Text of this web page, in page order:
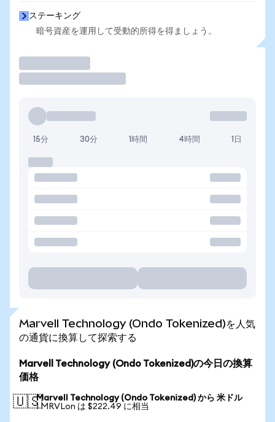
ステーキング
暗号資産を運用して受動的所得を得ましょう。
15分 30分 1時間 4時間 1日
Marvell Technology (Ondo Tokenized)を人気
の通貨に換算して探索する
Marvell Technology (Ondo Tokenized)の今日の換算
価格
🇺🇸Marvell Technology (Ondo Tokenized) から 米ドル
1 MRVLon は $222.49 に相当